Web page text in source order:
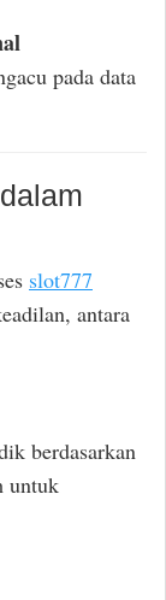
pada data
slot777
antara
berdasarkan
untuk